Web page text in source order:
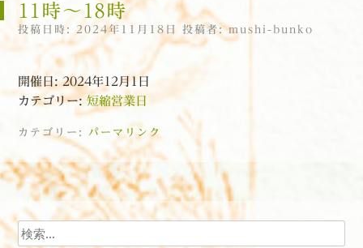
11時〜18時
投稿日時: 2024年11月18日 投稿者:mushi-bunko
開催日: 2024年12月1日
カテゴリー: 短縮営業日
カテゴリー: パーマリンク
投稿ナビゲーション
検索